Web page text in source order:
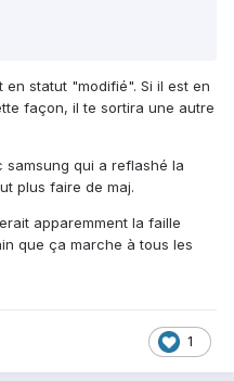
statut "modifié". Si il est en
façon, il te sortira une autre
samsung qui a reflashé la
plus faire de maj.
apparemment la faille
que ça marche à tous les
1